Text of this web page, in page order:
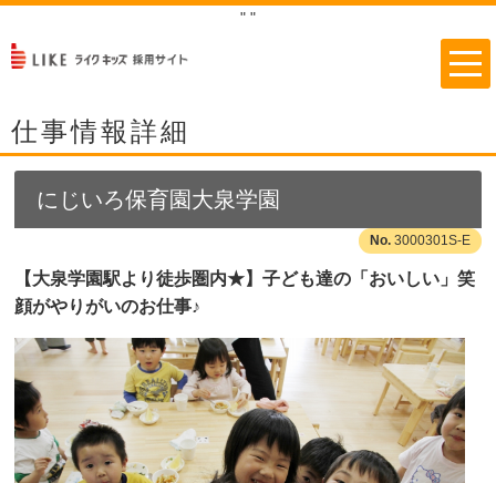
" "
仕事情報詳細
にじいろ保育園大泉学園
3000301S-E
【大泉学園駅より徒歩圏内★】子ども達の「おいしい」笑
顔がやりがいのお仕事♪